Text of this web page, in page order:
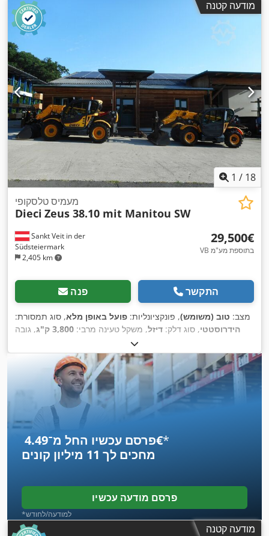
מודעה קטנה
1 / 18
Sankt Veit in der
Südsteiermark
2,405 km
מעמיס טלסקופי
Dieci Zeus 38.10 mit Manitou SW
‏29,500 ‏€
VB בתוספת מע"מ
פנה התקשר
מצב: טוב (משומש), פונקציונליות: פועל באופן מלא, סוג תמסורת:
הידרוסטטי, סוג דלק: דיזל, משקל טעינה מרבי: 3,800 ק"ג
, גובה
, שנת ייצור:
את חפירה סטנדרטית, קְלָפוֹת מַזְלֵג (forks for pallets),
פרסם עכשיו החל מ־‏4.49 ‏€*
מחכים לך 11 מיליון קונים
פרסם מודעה עכשיו
*למודעה/לחודש
מודעה קטנה